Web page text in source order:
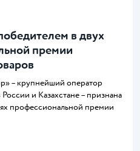
в двух
премии
– крупнейший оператор
и Казахстане – признана
профессиональной премии